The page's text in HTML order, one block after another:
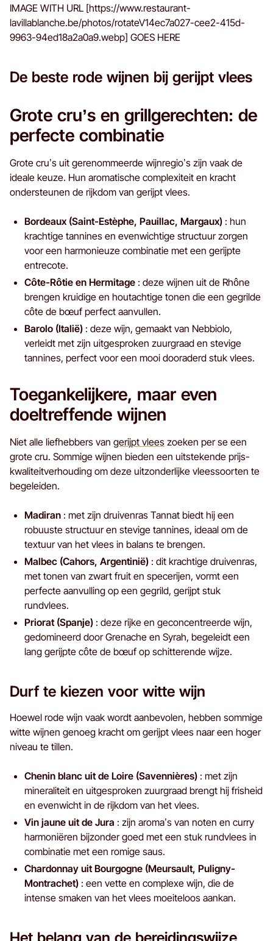
IMAGE WITH URL [https://www.restaurant-
lavillablanche.be/photos/rotateV14ec7a027-cee2-415d-
9963-94ed18a2a0a9.webp] GOES HERE
De beste rode wijnen bij gerijpt vlees
Grote cru’s en grillgerechten: de
perfecte combinatie
Grote cru’s uit gerenommeerde wijnregio’s zijn vaak de
ideale keuze. Hun aromatische complexiteit en kracht
ondersteunen de rijkdom van gerijpt vlees.
Bordeaux (Saint-Estèphe, Pauillac, Margaux) : hun
krachtige tannines en evenwichtige structuur zorgen
voor een harmonieuze combinatie met een gerijpte
entrecote.
Côte-Rôtie en Hermitage : deze wijnen uit de Rhône
brengen kruidige en houtachtige tonen die een gegrilde
côte de bœuf perfect aanvullen.
Barolo (Italië) : deze wijn, gemaakt van Nebbiolo,
verleidt met zijn uitgesproken zuurgraad en stevige
tannines, perfect voor een mooi dooraderd stuk vlees.
Toegankelijkere, maar even
doeltreffende wijnen
Niet alle liefhebbers van gerijpt vlees zoeken per se een
grote cru. Sommige wijnen bieden een uitstekende prijs-
kwaliteitverhouding om deze uitzonderlijke vleessoorten te
begeleiden.
Madiran : met zijn druivenras Tannat biedt hij een
robuuste structuur en stevige tannines, ideaal om de
textuur van het vlees in balans te brengen.
Malbec (Cahors, Argentinië) : dit krachtige druivenras,
met tonen van zwart fruit en specerijen, vormt een
perfecte aanvulling op een gegrild, gerijpt stuk
rundvlees.
Priorat (Spanje) : deze rijke en geconcentreerde wijn,
gedomineerd door Grenache en Syrah, begeleidt een
lang gerijpte côte de bœuf op schitterende wijze.
Durf te kiezen voor witte wijn
Hoewel rode wijn vaak wordt aanbevolen, hebben sommige
witte wijnen genoeg kracht om gerijpt vlees naar een hoger
niveau te tillen.
Chenin blanc uit de Loire (Savennières) : met zijn
mineraliteit en uitgesproken zuurgraad brengt hij frisheid
en evenwicht in de rijkdom van het vlees.
Vin jaune uit de Jura : zijn aroma’s van noten en curry
harmoniëren bijzonder goed met een stuk rundvlees in
combinatie met een romige saus.
Chardonnay uit Bourgogne (Meursault, Puligny-
Montrachet) : een vette en complexe wijn, die de
intense smaken van het vlees moeiteloos aankan.